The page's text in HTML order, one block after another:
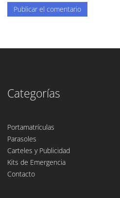
Categorías
Portamatrículas
Parasoles
Carteles y Publicidad
Kits de Emergencia
Contacto